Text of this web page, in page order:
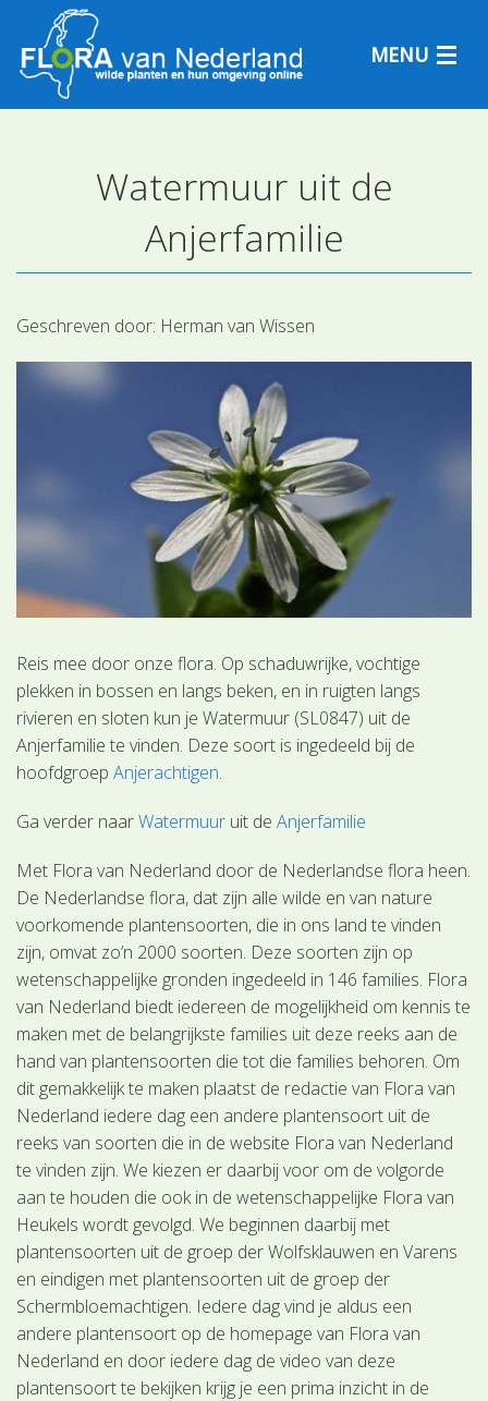
MENU
Plantensoorten
Plantengemeenschappen
Determineren
Watermuur uit de
Anjerfamilie
Geschreven door: Herman van Wissen
Reis mee door onze flora. Op schaduwrijke, vochtige
plekken in bossen en langs beken, en in ruigten langs
rivieren en sloten kun je Watermuur (SL0847) uit de
Anjerfamilie te vinden. Deze soort is ingedeeld bij de
hoofdgroepAnjerachtigen.
Ga verder naarWatermuur uit deAnjerfamilie
Met Flora van Nederland door de Nederlandse flora heen.
De Nederlandse flora, dat zijn alle wilde en van nature
voorkomende plantensoorten, die in ons land te vinden
zijn, omvat zo’n 2000 soorten. Deze soorten zijn op
wetenschappelijke gronden ingedeeld in 146 families. Flora
van Nederland biedt iedereen de mogelijkheid om kennis te
maken met de belangrijkste families uit deze reeks aan de
hand van plantensoorten die tot die families behoren. Om
dit gemakkelijk te maken plaatst de redactie van Flora van
Nederland iedere dag een andere plantensoort uit de
reeks van soorten die in de website Flora van Nederland
te vinden zijn. We kiezen er daarbij voor om de volgorde
aan te houden die ook in de wetenschappelijke Flora van
Heukels wordt gevolgd. We beginnen daarbij met
plantensoorten uit de groep der Wolfsklauwen en Varens
en eindigen met plantensoorten uit de groep der
Schermbloemachtigen. Iedere dag vind je aldus een
andere plantensoort op de homepage van Flora van
Nederland en door iedere dag de video van deze
plantensoort te bekijken krijg je een prima inzicht in de